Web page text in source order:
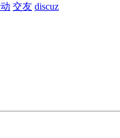
交友 discuz